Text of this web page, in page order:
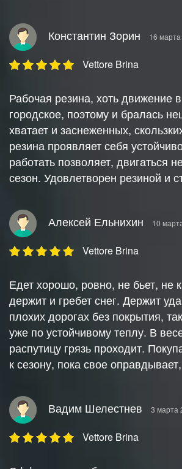
Константин Зорин 16
Vettore Brina
Рабочая резина, хоть движение
городское, поэтому и бралась
хватает и заснеженных,
резина проявляет себя
работать позволяет, двигаться
сезон. Удовлетворен резиной и
Алексей Ельнихин 10
Vettore Brina
Едет хорошо, ровно, не бьет, не
держит и гребет снег. Держит
плохих дорогах без покрытия,
уже по устойчивому теплу. В
распутицу грязь проходит.
к сезону, пока свое
Вадим Шелестнев 3 марта
Vettore Brina